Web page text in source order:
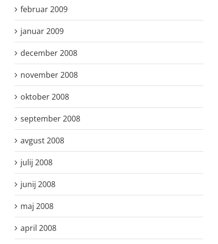
februar 2009
januar 2009
december 2008
november 2008
oktober 2008
september 2008
avgust 2008
julij 2008
junij 2008
maj 2008
april 2008